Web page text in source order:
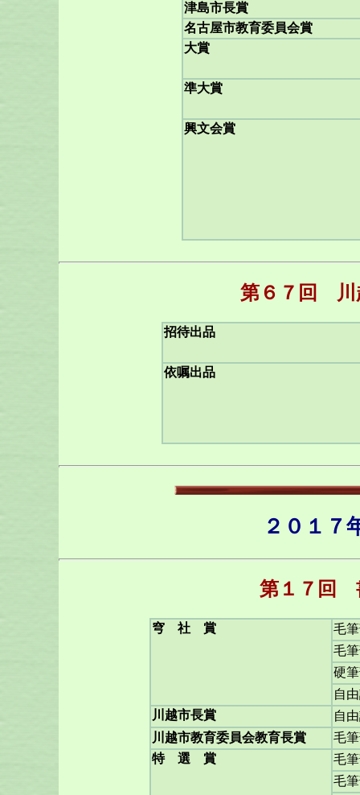
津島市長賞
名古屋市教育委員会賞
大賞
準大賞
興文会賞
第６７回 川
招待出品
依嘱出品
２０１７
第１７回
穹 社 賞
毛
毛
硬
自
川越市長賞
自
川越市教育委員会教育長賞
毛
特 選 賞
毛
毛